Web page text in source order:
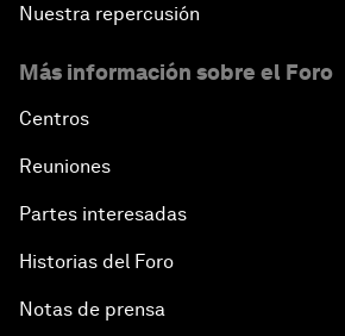
Nuestra repercusión
Más información sobre el Foro
Centros
Reuniones
Partes interesadas
Historias del Foro
Notas de prensa